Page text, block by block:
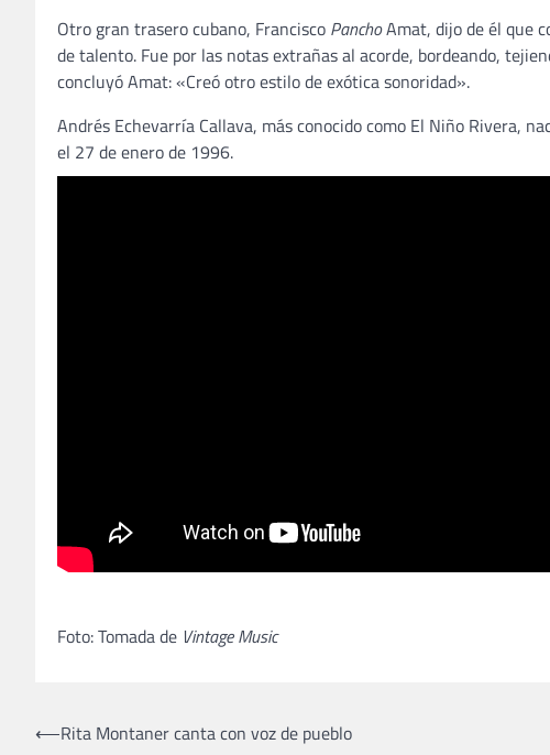
Otro gran trasero cubano, Francisco PanchoAmat, dijo de él que
de talento. Fue por las notas extrañas al acorde, bordeando,
concluyó Amat: «Creó otro estilo de exótica sonoridad».
Andrés Echevarría Callava, más conocido como El Niño Rivera,
el 27 de enero de 1996.
Foto: Tomada de Vintage Music
Navegación
⟵Rita Montaner canta con voz de pueblo